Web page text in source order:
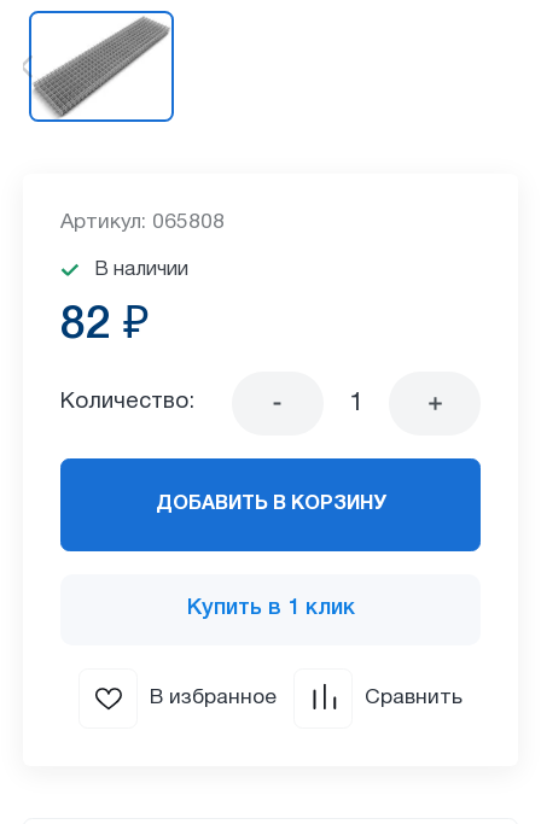
Артикул: 065808
В наличии
82 ₽
Количество:
ДОБАВИТЬ В КОРЗИНУ
Купить в 1 клик
В избранное Сравнить